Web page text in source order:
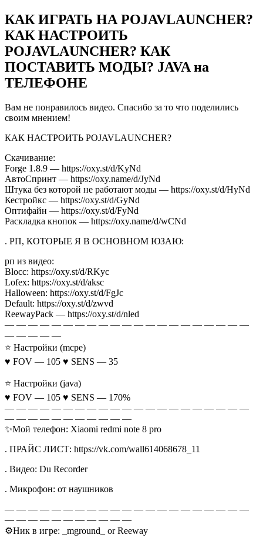
КАК ИГРАТЬ НА POJAVLAUNCHER?
КАК НАСТРОИТЬ
POJAVLAUNCHER? КАК
ПОСТАВИТЬ МОДЫ? JAVA на
ТЕЛЕФОНЕ
Вам не понравилось видео. Спасибо за то что поделились
своим мнением!
КАК НАСТРОИТЬ POJAVLAUNCHER?
Скачивание:
Forge 1.8.9 — https://oxy.st/d/KyNd
АвтоСпринт — https://oxy.name/d/JyNd
Штука без которой не работают моды — https://oxy.st/d/HyNd
Кестройкс — https://oxy.st/d/GyNd
Оптифайн — https://oxy.st/d/FyNd
Раскладка кнопок — https://oxy.name/d/wCNd
. РП, КОТОРЫЕ Я В ОСНОВНОМ ЮЗАЮ:
рп из видео:
Blocc: https://oxy.st/d/RKyc
Lofex: https://oxy.st/d/aksc
Halloween: https://oxy.st/d/FgJc
Default: https://oxy.st/d/zwvd
ReewayPack — https://oxy.st/d/nled
— — — — — — — — — — — — — — — — — — — — —
— — — — —
⭐ Настройки (mcpe)
♥ FOV — 105 ♥ SENS — 35
⭐ Настройки (java)
♥ FOV — 105 ♥ SENS — 170%
— — — — — — — — — — — — — — — — — — — — —
— — — — — — — — — — —
✨Мой телефон: Xiaomi redmi note 8 pro
. ПРАЙС ЛИСТ: https://vk.com/wall614068678_11
. ️Видео: Du Recorder
. ️Микрофон: от наушников
— — — — — — — — — — — — — — — — — — — — —
— — — — — — — — — — —
⚙️Ник в игре: _mground_ or Reeway